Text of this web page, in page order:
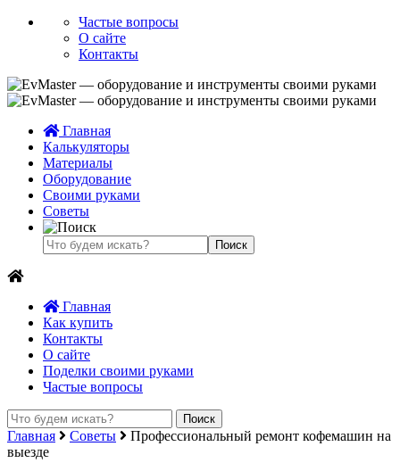
Частые вопросы
О сайте
Контакты
Главная
Калькуляторы
Материалы
Оборудование
Своими руками
Советы
Главная
Как купить
Контакты
О сайте
Поделки своими руками
Частые вопросы
Главная Советы
Профессиональный ремонт кофемашин на
выезде